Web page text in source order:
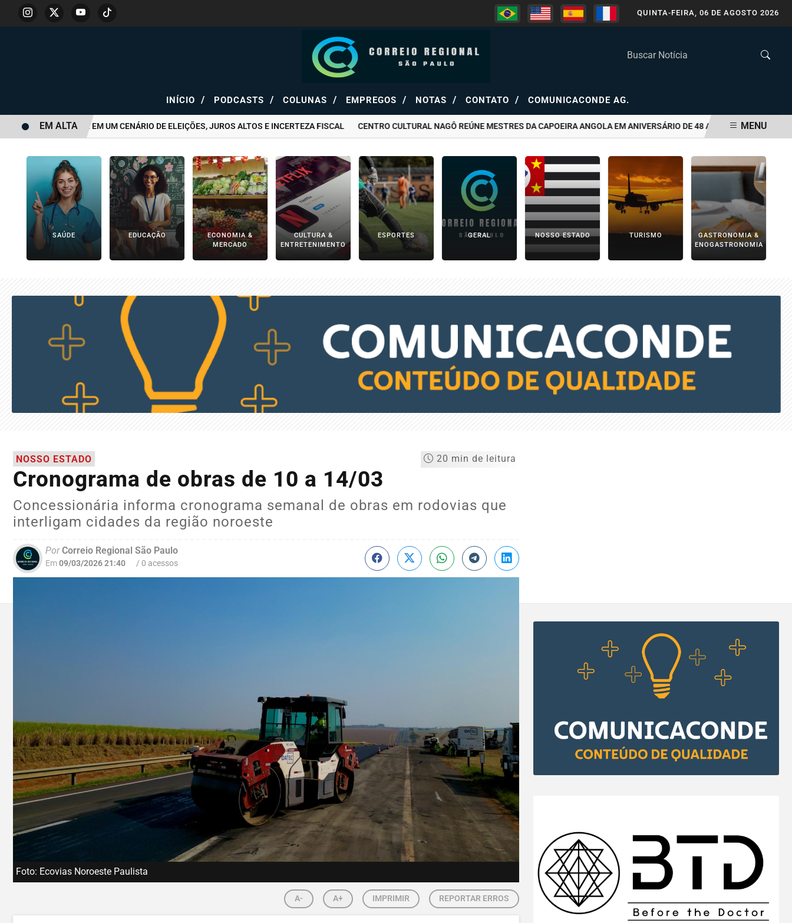
QUINTA-FEIRA, 06 DE AGOSTO 2026
INÍCIO / PODCASTS / COLUNAS / EMPREGOS / NOTAS / CONTATO / COMUNICACONDE AG.
COMO INVESTIR EM UM CENÁRIO DE ELEIÇÕES, JUROS ALTOS E INCERTEZA FISCAL CENTRO CULTURAL NAGÔ REÚNE MESTRES DA CAPOEIRA ANGOLA EM ANIVERSÁRIO DE 48 ANOS PASSEIOS
EM ALTA MENU
SAÚDE EDUCAÇÃO
ECONOMIA &
MERCADO
CULTURA &
ENTRETENIMENTO
ESPORTES GERAL NOSSO ESTADO TURISMO
GASTRONOMIA &
ENOGASTRONOMIA
20 min de leitura
NOSSO ESTADO
Cronograma de obras de 10 a 14/03
Concessionária informa cronograma semanal de obras em rodovias que
interligam cidades da região noroeste
PorCorreio Regional São Paulo
Em09/03/2026 21:40 / 0 acessos
Foto: Ecovias Noroeste Paulista
A- A+ IMPRIMIR REPORTAR ERROS